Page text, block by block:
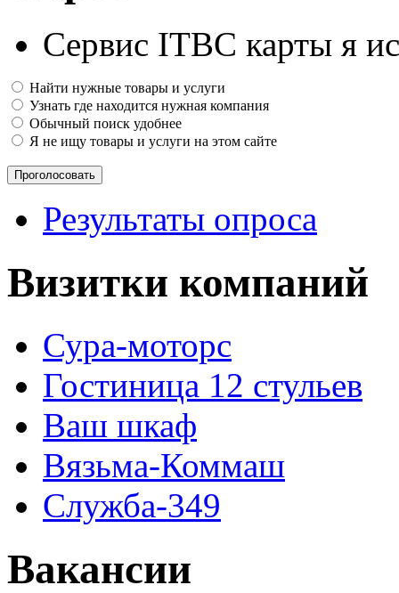
Сервис ITBC карты я
Найти нужные товары и услуги
Узнать где находится нужная компания
Обычный поиск удобнее
Я не ищу товары и услуги на этом сайте
Результаты опроса
Визитки компаний
Сура-моторс
Гостиница 12 стульев
Ваш шкаф
Вязьма-Коммаш
Служба-349
Вакансии